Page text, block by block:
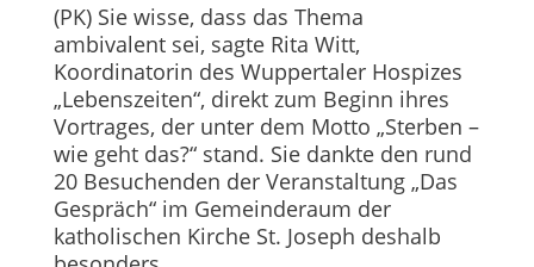
(PK) Sie wisse, dass das Thema
ambivalent sei, sagte Rita Witt,
Koordinatorin des Wuppertaler Hospizes
„Lebenszeiten“, direkt zum Beginn ihres
Vortrages, der unter dem Motto „Sterben –
wie geht das?“ stand. Sie dankte den rund
20 Besuchenden der Veranstaltung „Das
Gespräch“ im Gemeinderaum der
katholischen Kirche St. Joseph deshalb